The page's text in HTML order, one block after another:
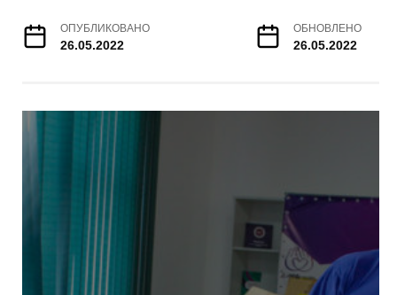
ОПУБЛИКОВАНО
26.05.2022
ОБНОВЛЕНО
26.05.2022